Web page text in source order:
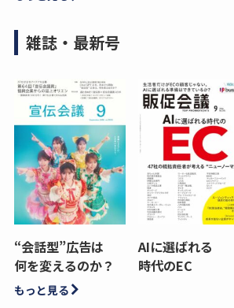
雑誌・最新号
“会話型”広告は
何を変えるのか？
AIに選ばれる
時代のEC
もっと見る